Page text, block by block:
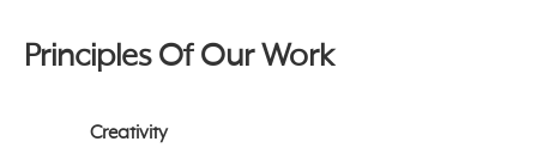
Principles Of Our Work
Creativity